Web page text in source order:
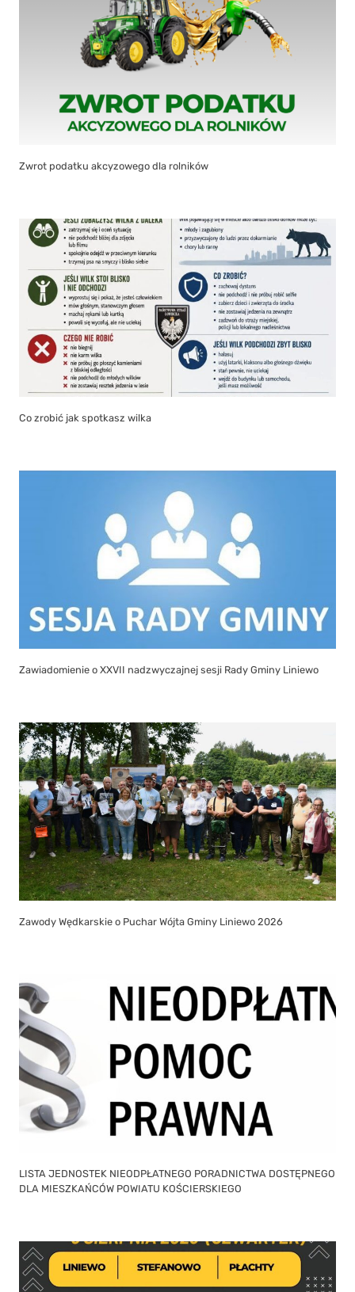
Zwrot podatku akcyzowego dla rolników
Co zrobić jak spotkasz wilka
Zawiadomienie o XXVII nadzwyczajnej sesji Rady Gminy Liniewo
Zawody Wędkarskie o Puchar Wójta Gminy Liniewo 2026
LISTA JEDNOSTEK NIEODPŁATNEGO PORADNICTWA DOSTĘPNEGO
DLA MIESZKAŃCÓW POWIATU KOŚCIERSKIEGO